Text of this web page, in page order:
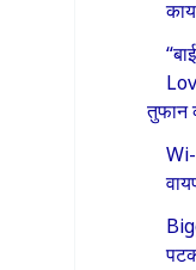
तुफान
Wi-